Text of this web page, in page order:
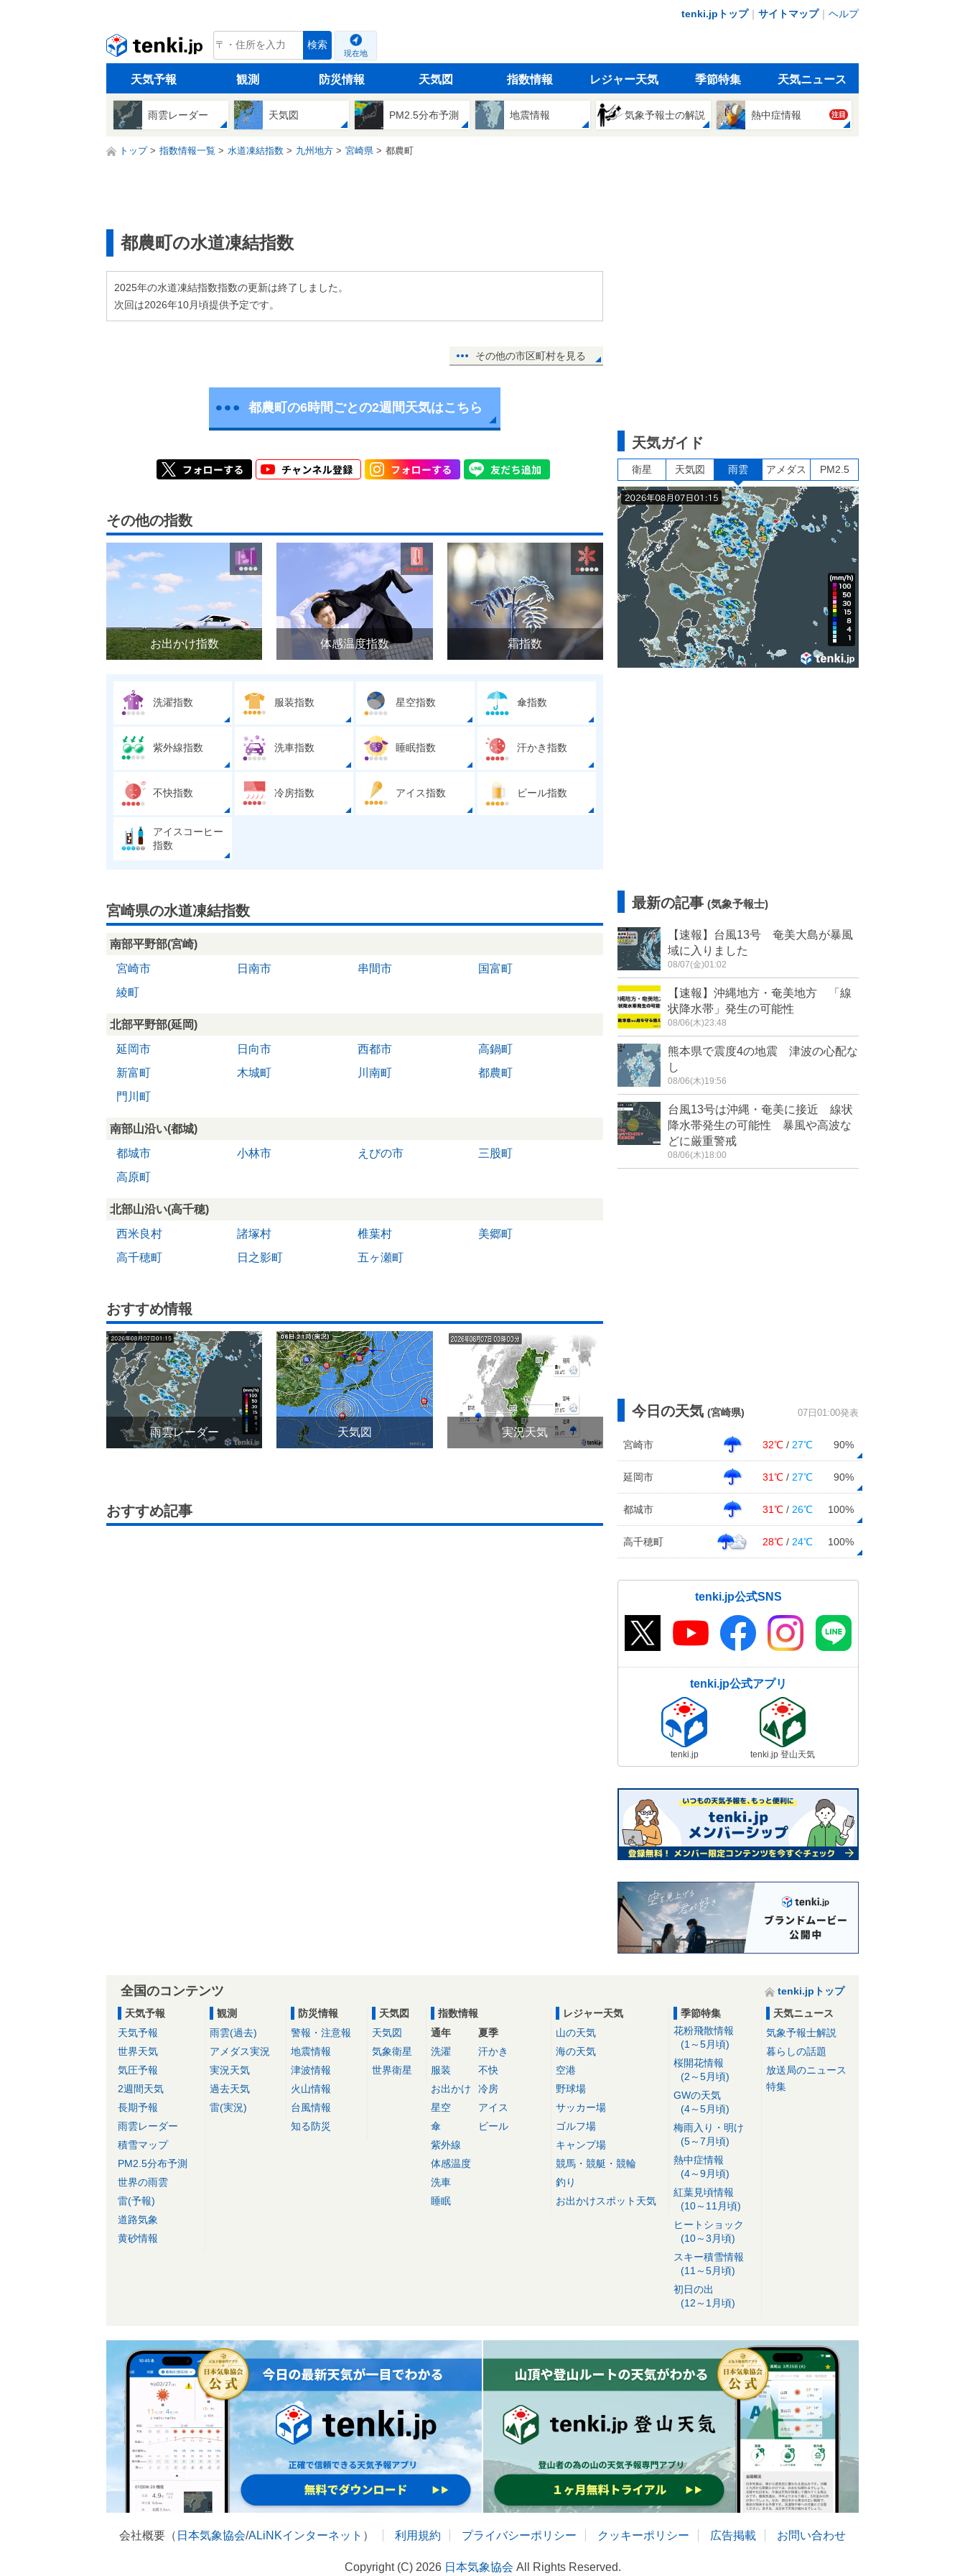
tenki.jpトップ｜ サイトマップ｜ ヘルプ
tenki.jp 検索
現在地
天気予報 観測 防災情報 天気図 指数情報 レジャー天気 季節特集 天気ニュース
雨雲レーダー 天気図 PM2.5分布予測 地震情報 気象予報士の解説 熱中症情報 注目
トップ 指数情報一覧 水道凍結指数 九州地方 宮崎県 都農町
都農町の水道凍結指数
2025年の水道凍結指数指数の更新は終了しました。
次回は2026年10月頃提供予定です。
その他の市区町村を見る
都農町の6時間ごとの2週間天気はこちら
その他の指数
お出かけ指数 体感温度指数 霜指数
洗濯指数 服装指数 星空指数 傘指数
紫外線指数 洗車指数 睡眠指数 汗かき指数
不快指数 冷房指数 アイス指数 ビール指数
アイスコーヒー
指数
宮崎県の水道凍結指数
南部平野部(宮崎)
宮崎市
日南市 串間市
国富町
綾町
北部平野部(延岡)
延岡市
日向市 西都市
高鍋町
新富町
木城町 川南町
都農町
門川町
南部山沿い(都城)
都城市
小林市 えびの市
三股町
高原町
北部山沿い(高千穂)
西米良村
諸塚村 椎葉村
美郷町
高千穂町
日之影町 五ヶ瀬町
おすすめ情報
雨雲レーダー 天気図 実況天気
おすすめ記事
天気ガイド
衛星 天気図 雨雲 アメダス PM2.5
最新の記事 (気象予報士)
【速報】台風13号 奄美大島が暴風
域に入りました
08/07(金)01:02
【速報】沖縄地方・奄美地方 「線
状降水帯」発生の可能性
08/06(木)23:48
熊本県で震度4の地震 津波の心配な
し
08/06(木)19:56
台風13号は沖縄・奄美に接近 線状
降水帯発生の可能性 暴風や高波な
どに厳重警戒
08/06(木)18:00
今日の天気 (宮崎県) 07日01:00発表
宮崎市 32℃ / 27℃ 90%
延岡市 31℃ / 27℃ 90%
都城市 31℃ / 26℃ 100%
高千穂町 28℃ / 24℃ 100%
tenki.jp公式SNS
tenki.jp公式アプリ
tenki.jp tenki.jp 登山天気
全国のコンテンツ
tenki.jpトップ
天気予報
天気予報
世界天気
気圧予報
2週間天気
長期予報
雨雲レーダー
積雪マップ
PM2.5分布予測
世界の雨雲
雷(予報)
道路気象
黄砂情報
観測
雨雲(過去)
アメダス実況
実況天気
過去天気
雷(実況)
防災情報
警報・注意報
地震情報
津波情報
火山情報
台風情報
知る防災
天気図
天気図
気象衛星
世界衛星
指数情報
通年
洗濯
服装
お出かけ
星空
傘
紫外線
体感温度
洗車
睡眠
夏季
汗かき
不快
冷房
アイス
ビール
レジャー天気
山の天気
海の天気
空港
野球場
サッカー場
ゴルフ場
キャンプ場
競馬・競艇・競輪
釣り
お出かけスポット天気
季節特集
花粉飛散情報
(1～5月頃)
桜開花情報
(2～5月頃)
GWの天気
(4～5月頃)
梅雨入り・明け
(5～7月頃)
熱中症情報
(4～9月頃)
紅葉見頃情報
(10～11月頃)
ヒートショック
(10～3月頃)
スキー積雪情報
(11～5月頃)
初日の出
(12～1月頃)
天気ニュース
気象予報士解説
暮らしの話題
放送局のニュース
特集
会社概要（ 日本気象協会/ALiNKインターネット ） 利用規約 プライバシーポリシー クッキーポリシー 広告掲載 お問い合わせ
Copyright (C) 2026 日本気象協会 All Rights Reserved.